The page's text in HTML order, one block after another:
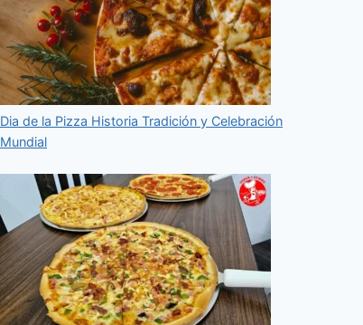
Dia de la Pizza Historia Tradición y Celebración
Mundial